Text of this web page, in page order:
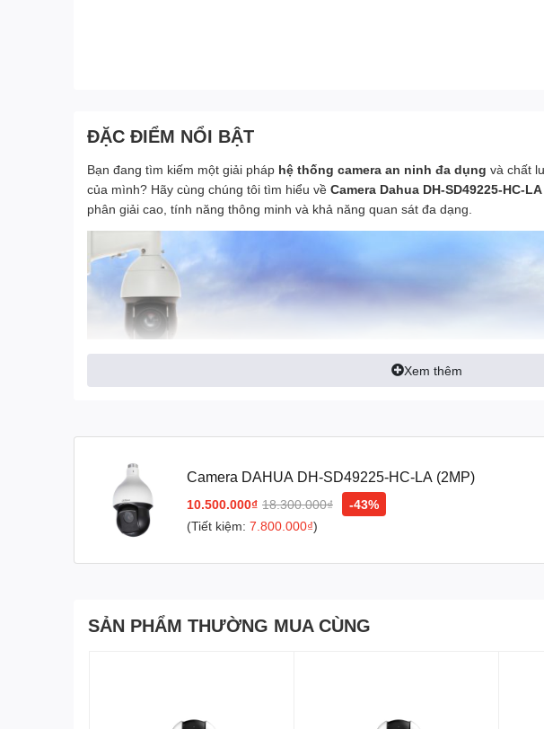
ĐẶC ĐIỂM NỔI BẬT
Bạn đang tìm kiếm một giải pháp hệ thống camera an ninh đa dụng và chất
của mình? Hãy cùng chúng tôi tìm hiểu về Camera Dahua DH-SD49225-HC-LA
phân giải cao, tính năng thông minh và khả năng quan sát đa dạng.
với
Xem thêm
Camera DAHUA DH-SD49225-HC-LA (2MP)
10.500.000₫ 18.300.000₫
-43%
(Tiết kiệm: 7.800.000₫)
SẢN PHẨM THƯỜNG MUA CÙNG